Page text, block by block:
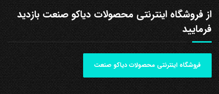
از فروشگاه اینترنتی محصولات دیاکو صنعت بازدید
فرمایید
فروشگاه اینترنتی محصولات دیاکو صنعت